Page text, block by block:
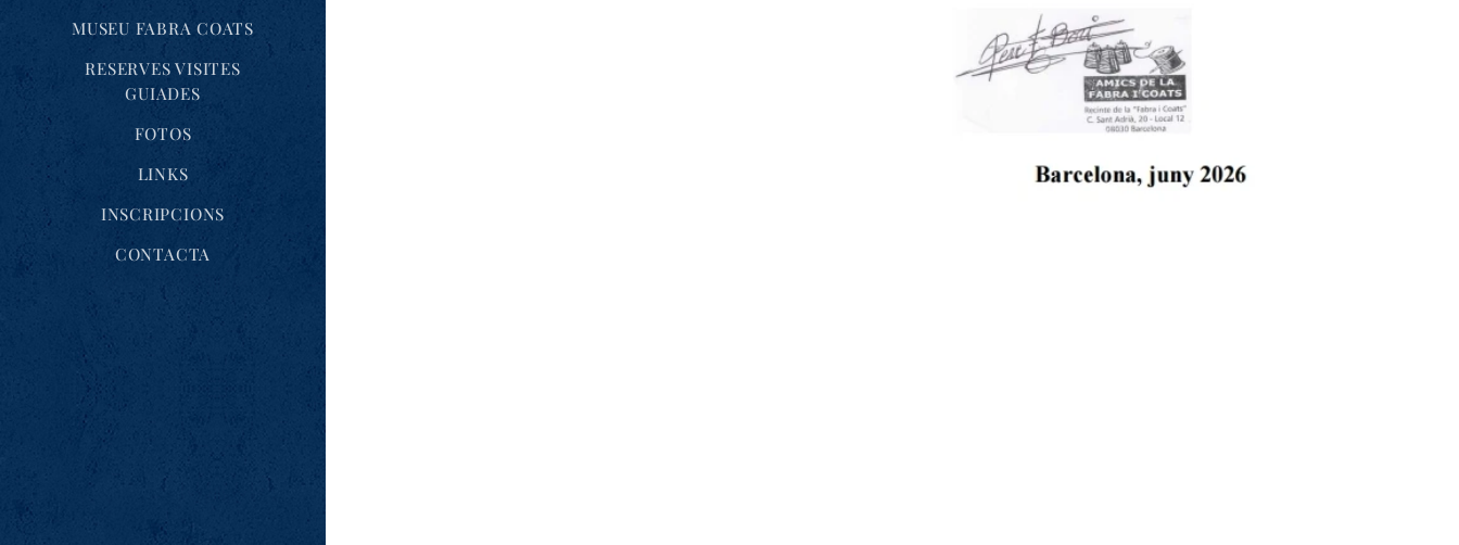
MUSEU FABRA COATS
RESERVES VISITES
GUIADES
FOTOS
LINKS
INSCRIPCIONS
CONTACTA